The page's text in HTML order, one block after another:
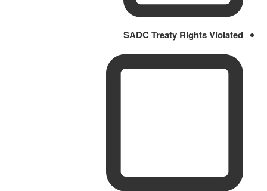
SADC Treaty Rights Violated